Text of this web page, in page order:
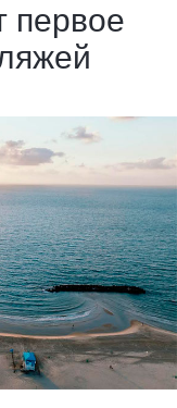
первое